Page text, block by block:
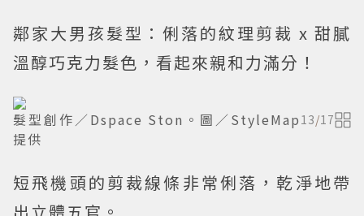
鄰家大男孩髮型：俐落的紋理剪裁 x 甜膩
溫醇巧克力髮色，看起來親和力滿分！
髮型創作／Dspace Ston。圖／StyleMap
提供
13/17
短飛機頭的剪裁線條非常俐落，乾淨地帶